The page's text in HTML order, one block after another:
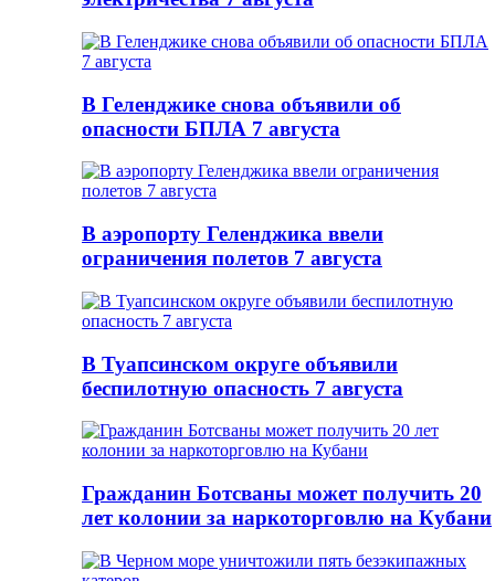
В Геленджике снова объявили об
опасности БПЛА 7 августа
В аэропорту Геленджика ввели
ограничения полетов 7 августа
В Туапсинском округе объявили
беспилотную опасность 7 августа
Гражданин Ботсваны может получить 20
лет колонии за наркоторговлю на Кубани